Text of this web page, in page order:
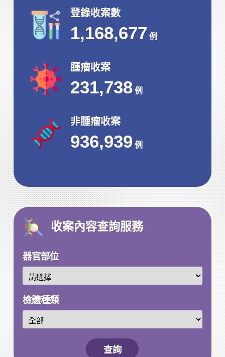
登錄收案數
1,168,677 例
腫瘤收案
231,738例
非腫瘤收案
936,939例
收案內容查詢服務
器官部位
檢體種類
查詢